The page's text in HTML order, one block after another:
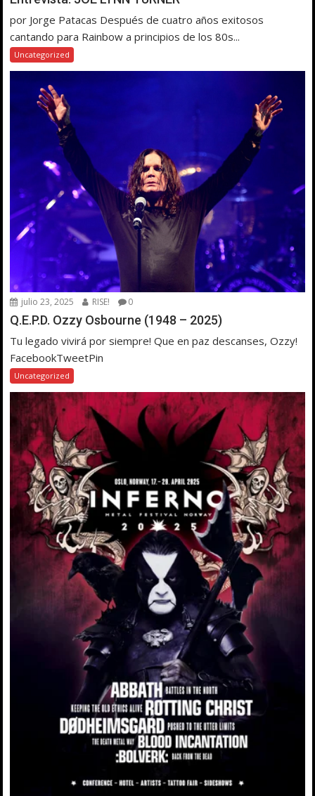
por Jorge Patacas Después de cuatro años exitosos
cantando para Rainbow a principios de los 80s...
Uncategorized
julio 23, 2025 RISE! 0
Q.E.P.D. Ozzy Osbourne (1948 – 2025)
Tu legado vivirá por siempre! Que en paz descanses, Ozzy!
FacebookTweetPin
Uncategorized